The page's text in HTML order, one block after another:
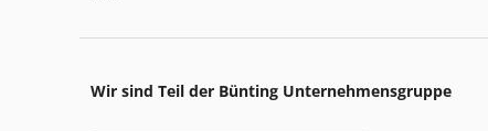
Wir sind Teil der Bünting Unternehmensgruppe